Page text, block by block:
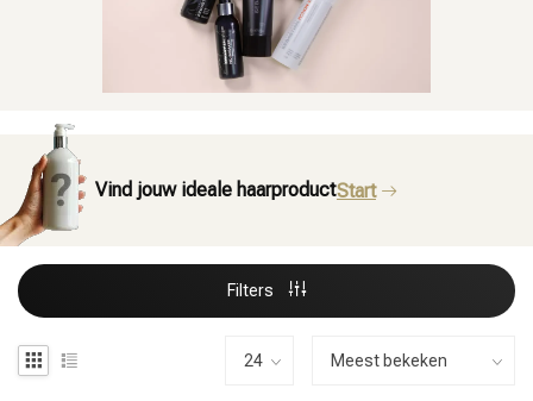
Vind jouw ideale haarproductStart
Filters